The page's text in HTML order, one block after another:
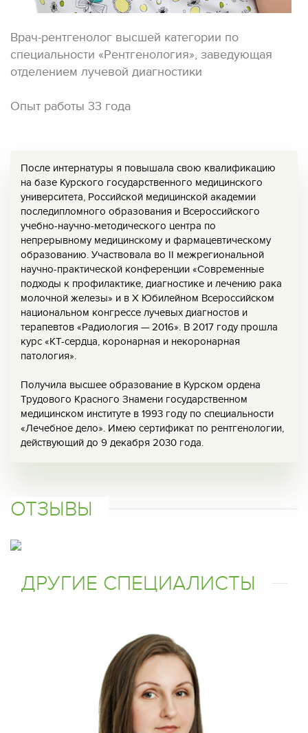
Врач-рентгенолог высшей категории по
специальности «Рентгенология», заведующая
отделением лучевой диагностики
Опыт работы 33 года
После интернатуры я повышала свою квалификацию
на базе Курского государственного медицинского
университета, Российской медицинской академии
последипломного образования и Всероссийского
учебно-научно-методического центра по
непрерывному медицинскому и фармацевтическому
образованию. Участвовала во II межрегиональной
научно-практической конференции «Современные
подходы к профилактике, диагностике и лечению рака
молочной железы» и в X Юбилейном Всероссийском
национальном конгрессе лучевых диагностов и
терапевтов «Радиология — 2016». В 2017 году прошла
курс «КТ-сердца, коронарная и некоронарная
патология».
Получила высшее образование в Курском ордена
Трудового Красного Знамени государственном
медицинском институте в 1993 году по специальности
«Лечебное дело». Имею сертификат по рентгенологии,
действующий до 9 декабря 2030 года.
ОТЗЫВЫ
ДРУГИЕ СПЕЦИАЛИСТЫ